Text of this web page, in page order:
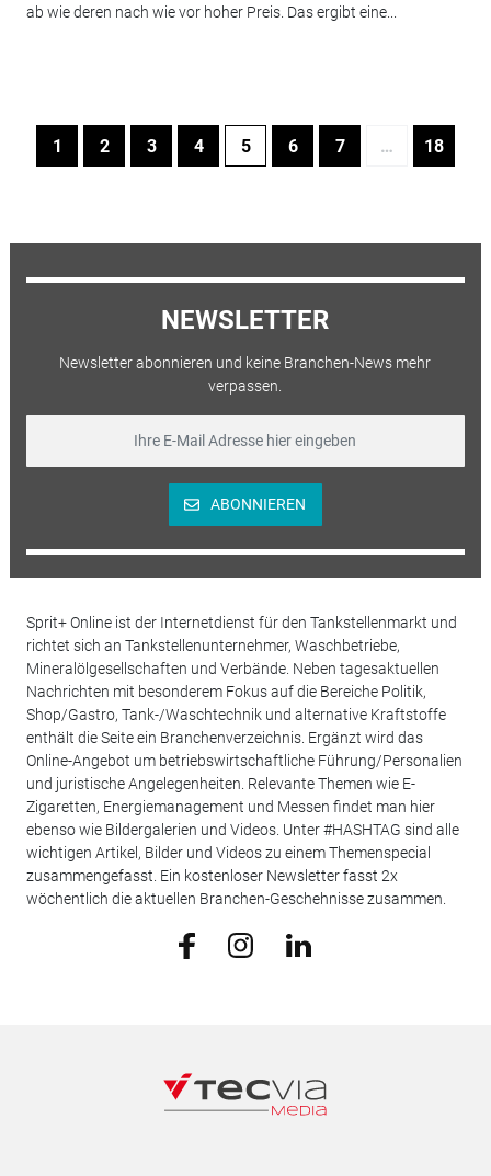
ab wie deren nach wie vor hoher Preis. Das ergibt eine...
1 2 3 4 5 6 7 … 18
NEWSLETTER
Newsletter abonnieren und keine Branchen-News mehr
verpassen.
ABONNIEREN
Sprit+ Online ist der Internetdienst für den Tankstellenmarkt und
richtet sich an Tankstellenunternehmer, Waschbetriebe,
Mineralölgesellschaften und Verbände. Neben tagesaktuellen
Nachrichten mit besonderem Fokus auf die Bereiche Politik,
Shop/Gastro, Tank-/Waschtechnik und alternative Kraftstoffe
enthält die Seite ein Branchenverzeichnis. Ergänzt wird das
Online-Angebot um betriebswirtschaftliche Führung/Personalien
und juristische Angelegenheiten. Relevante Themen wie E-
Zigaretten, Energiemanagement und Messen findet man hier
ebenso wie Bildergalerien und Videos. Unter #HASHTAG sind alle
wichtigen Artikel, Bilder und Videos zu einem Themenspecial
zusammengefasst. Ein kostenloser Newsletter fasst 2x
wöchentlich die aktuellen Branchen-Geschehnisse zusammen.